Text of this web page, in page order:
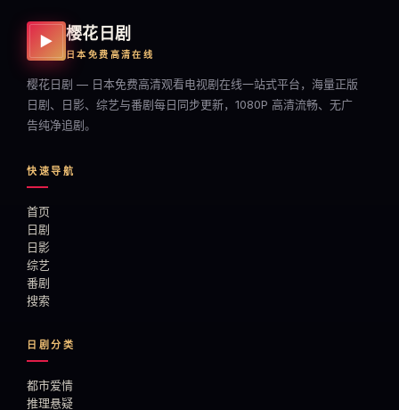
▶ 樱花日剧
日本免费高清在线
樱花日剧 — 日本免费高清观看电视剧在线一站式平台，海量正版
日剧、日影、综艺与番剧每日同步更新，1080P 高清流畅、无广
告纯净追剧。
快速导航
首页
日剧
日影
综艺
番剧
搜索
日剧分类
都市爱情
推理悬疑